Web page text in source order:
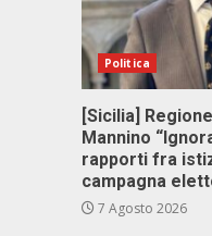
Politica
[Sicilia]
Mannino
rapporti fra
campagna
7 Agosto 2026